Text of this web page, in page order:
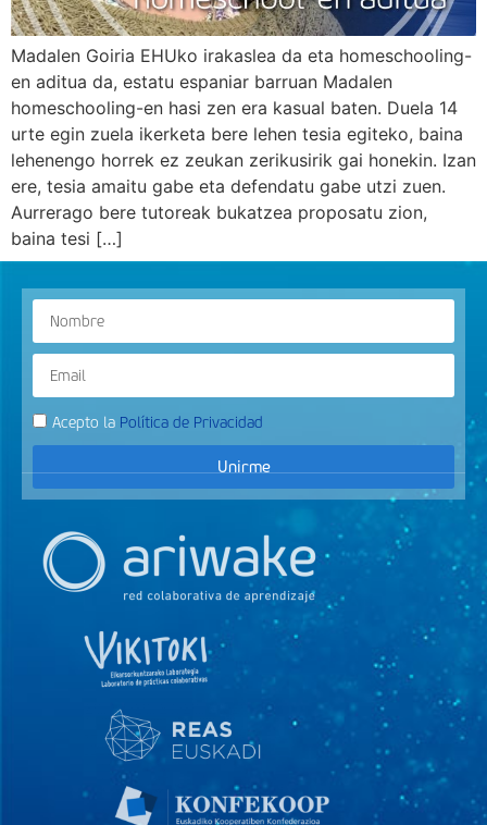
Madalen Goiria EHUko irakaslea da eta homeschooling-
en aditua da, estatu espaniar barruan Madalen
homeschooling-en hasi zen era kasual baten. Duela 14
urte egin zuela ikerketa bere lehen tesia egiteko, baina
lehenengo horrek ez zeukan zerikusirik gai honekin. Izan
ere, tesia amaitu gabe eta defendatu gabe utzi zuen.
Aurrerago bere tutoreak bukatzea proposatu zion,
baina tesi […]
Acepto la Política de Privacidad
Unirme